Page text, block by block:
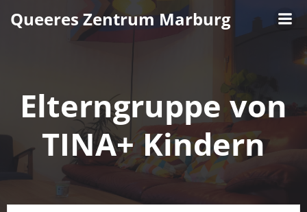
Inhalt
Queeres Zentrum Marburg
Elterngruppe von
TINA+ Kindern